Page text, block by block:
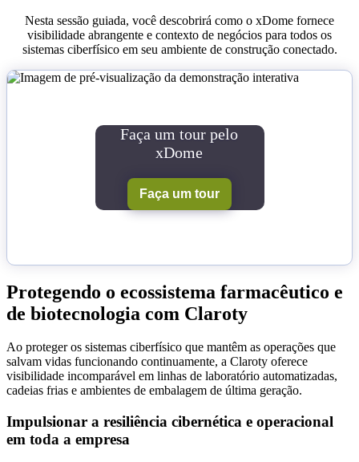
Nesta sessão guiada, você descobrirá como o xDome fornece
visibilidade abrangente e contexto de negócios para todos os
sistemas ciberfísico em seu ambiente de construção conectado.
Faça um tour pelo
xDome
Faça um tour
Protegendo o ecossistema farmacêutico e
de biotecnologia com Claroty
Ao proteger os sistemas ciberfísico que mantêm as operações que
salvam vidas funcionando continuamente, a Claroty oferece
visibilidade incomparável em linhas de laboratório automatizadas,
cadeias frias e ambientes de embalagem de última geração.
Impulsionar a resiliência cibernética e operacional
em toda a empresa